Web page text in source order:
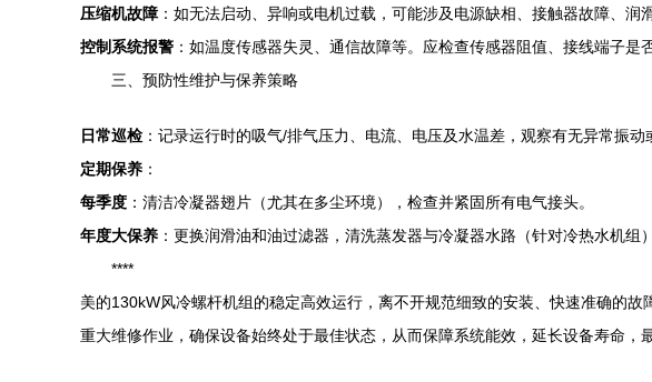
压缩机故障 ：如无法启动、异响或电机过载，可能涉及电源缺相、接触器故障、
控制系统报警 ：如温度传感器失灵、通信故障等。应检查传感器阻值、接线端子
三、预防性维护与保养策略
日常巡检：记录运行时的吸气/排气压力、电流、电压及水温差，观察有无异常振动
定期保养 ：
每季度 ：清洁冷凝器翅片（尤其在多尘环境），检查并紧固所有电气接头。
年度大保养 ：更换润滑油和油过滤器，清洗蒸发器与冷凝器水路（针对冷热水机组
****
美的130kW风冷螺杆机组的稳定高效运行，离不开规范细致的安装、快速准确的
重大维修作业，确保设备始终处于最佳状态，从而保障系统能效，延长设备寿命，